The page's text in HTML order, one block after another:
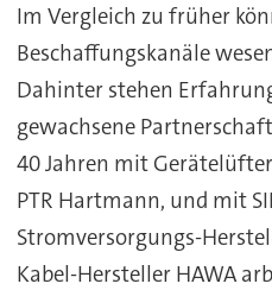
Im Vergleich zu früher
Beschaffungskanäle
Dahinter stehen
gewachsene
40 Jahren mit
PTR Hartmann, und mit
Stromversorgungs-
Kabel-Hersteller HAWA